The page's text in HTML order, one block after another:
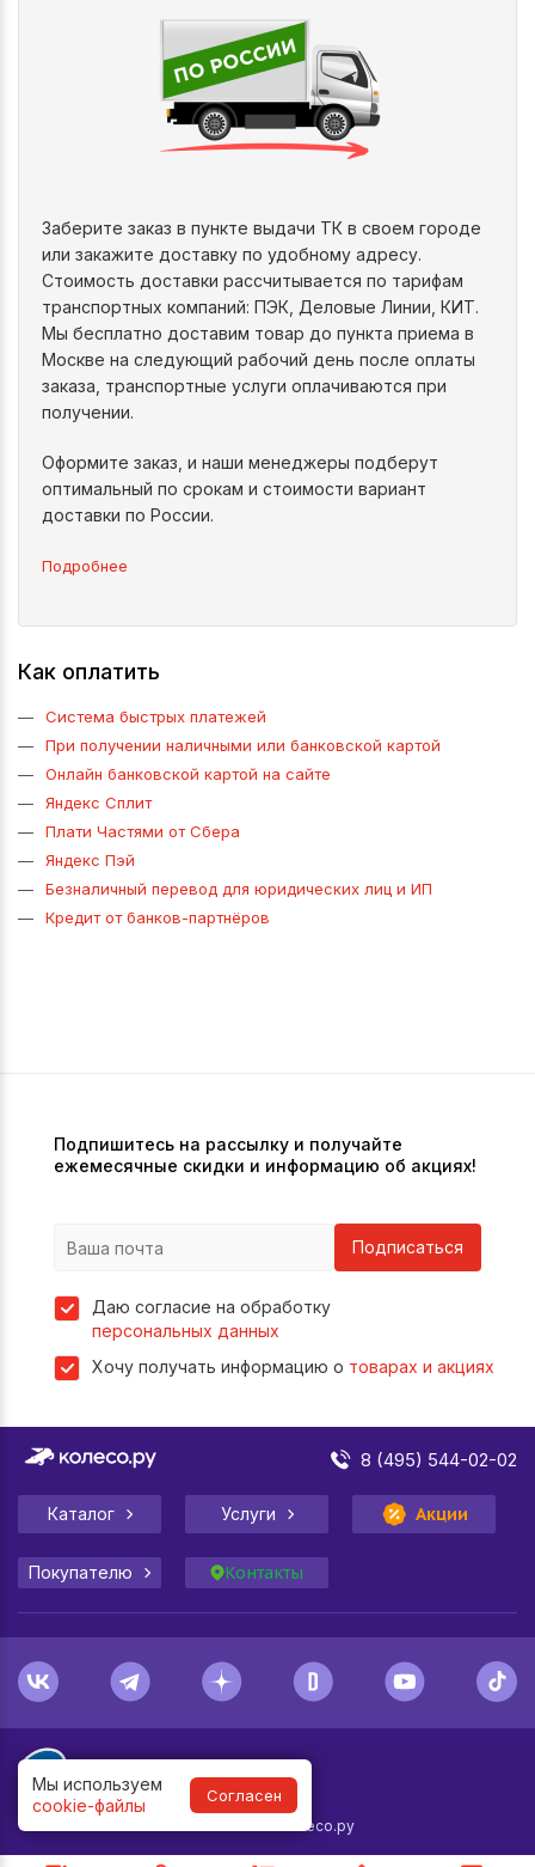
Мы используем
cookie-файлы
Согласен
Заберите заказ в пункте выдачи ТК в своем городе
или закажите доставку по удобному адресу.
Стоимость доставки рассчитывается по тарифам
транспортных компаний: ПЭК, Деловые Линии, КИТ.
Мы бесплатно доставим товар до пункта приема в
Москве на следующий рабочий день после оплаты
заказа, транспортные услуги оплачиваются при
получении.
Оформите заказ, и наши менеджеры подберут
оптимальный по срокам и стоимости вариант
доставки по России.
Подробнее
Как оплатить
Система быстрых платежей
При получении наличными или банковской картой
Онлайн банковской картой на сайте
Яндекс Сплит
Плати Частями от Сбера
Яндекс Пэй
Безналичный перевод для юридических лиц и ИП
Кредит от банков-партнёров
Подпишитесь на рассылку и получайте
ежемесячные скидки и информацию об акциях!
Подписаться
Даю согласие на обработку
персональных данных
Хочу получать информацию о товарах и акциях
8 (495) 544-02-02
Каталог Услуги Акции
Покупателю Контакты
© Колесо.ру